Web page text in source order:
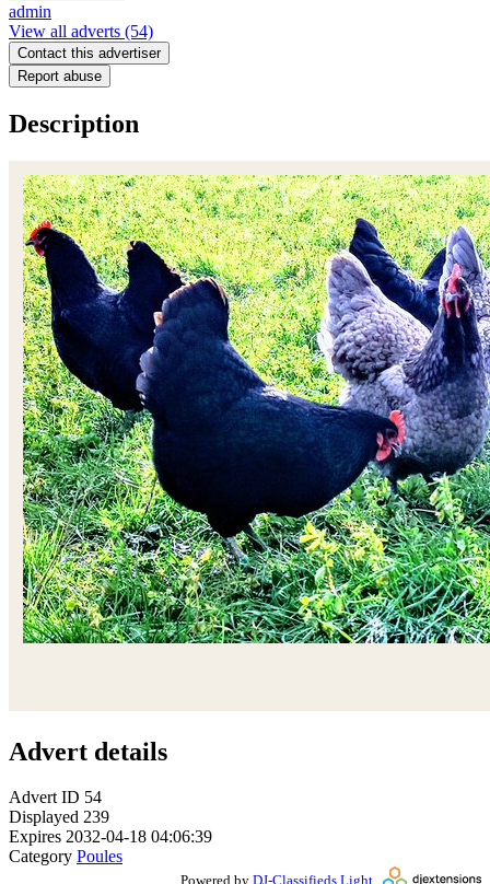
admin
View all adverts (54)
Contact this advertiser
Report abuse
Description
Advert details
Advert ID 54
Displayed 239
Expires 2032-04-18 04:06:39
Category Poules
Powered by DJ-Classifieds Light